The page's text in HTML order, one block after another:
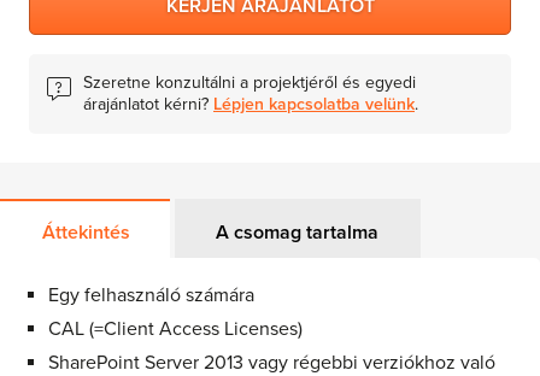
KÉRJEN ÁRAJÁNLATOT
Szeretne konzultálni a projektjéről és egyedi
árajánlatot kérni? Lépjen kapcsolatba velünk.
Áttekintés A csomag tartalma
Egy felhasználó számára
CAL (=Client Access Licenses)
SharePoint Server 2013 vagy régebbi verziókhoz való